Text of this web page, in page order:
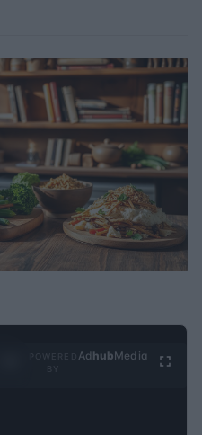
Ad hubMedia